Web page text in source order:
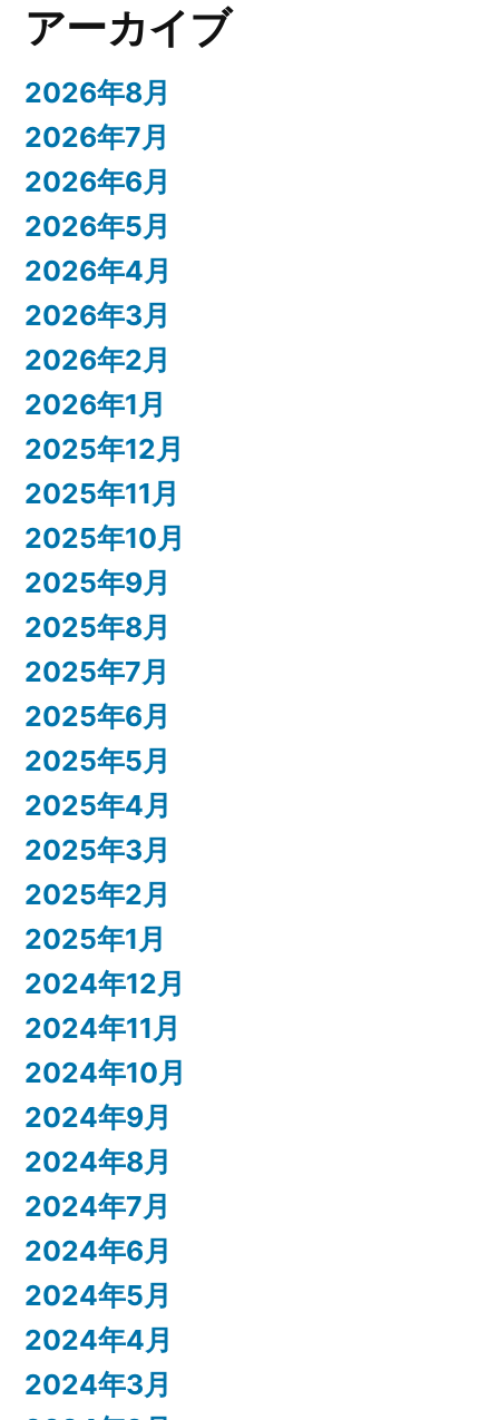
アーカイブ
2026年8月
2026年7月
2026年6月
2026年5月
2026年4月
2026年3月
2026年2月
2026年1月
2025年12月
2025年11月
2025年10月
2025年9月
2025年8月
2025年7月
2025年6月
2025年5月
2025年4月
2025年3月
2025年2月
2025年1月
2024年12月
2024年11月
2024年10月
2024年9月
2024年8月
2024年7月
2024年6月
2024年5月
2024年4月
2024年3月